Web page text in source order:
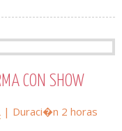
CON SHOW
| Duraci�n 2 horas